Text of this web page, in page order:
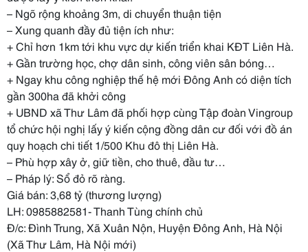
– Ngõ rộng khoảng 3m, di chuyển thuận tiện
– Xung quanh đầy đủ tiện ích như:
+ Chỉ hơn 1km tới khu vực dự kiến triển khai KĐT Liên Hà.
+ Gần trường học, chợ dân sinh, công viên sân bóng…
+ Ngay khu công nghiệp thế hệ mới Đông Anh có diện tích
gần 300ha đã khởi công
+ UBND xã Thư Lâm đã phối hợp cùng Tập đoàn Vingroup
tổ chức hội nghị lấy ý kiến cộng đồng dân cư đối với đồ án
quy hoạch chi tiết 1/500 Khu đô thị Liên Hà.
– Phù hợp xây ở, giữ tiền, cho thuê, đầu tư…
– Pháp lý: Sổ đỏ rõ ràng.
Giá bán: 3,68 tỷ (thương lượng)
LH: 0985882581- Thanh Tùng chính chủ
Đ/c: Đình Trung, Xã Xuân Nộn, Huyện Đông Anh, Hà Nội
(Xã Thư Lâm, Hà Nội mới)